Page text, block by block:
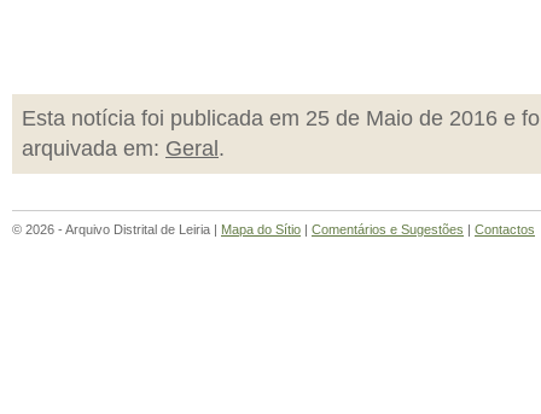
Esta notícia foi publicada em 25 de Maio de 2016 e
arquivada em: Geral .
© 2026 - Arquivo Distrital de Leiria | Mapa do Sítio | Comentários e Sugestões | Contactos